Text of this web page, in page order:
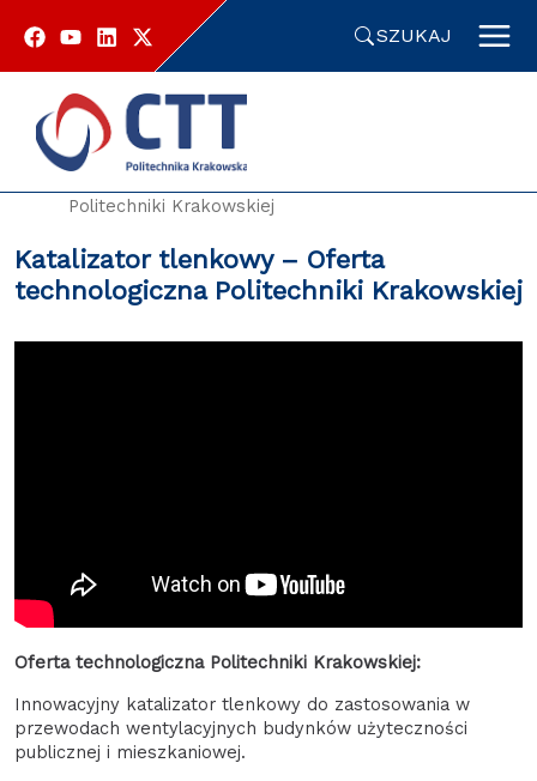
SZUKAJ
Strona główna
Oferty technologiczne
Politechniki Krakowskiej
Katalizator tlenkowy – Oferta
technologiczna Politechniki Krakowskiej
Oferta technologiczna Politechniki Krakowskiej:
Innowacyjny katalizator tlenkowy do zastosowania w
przewodach wentylacyjnych budynków użyteczności
publicznej i mieszkaniowej.